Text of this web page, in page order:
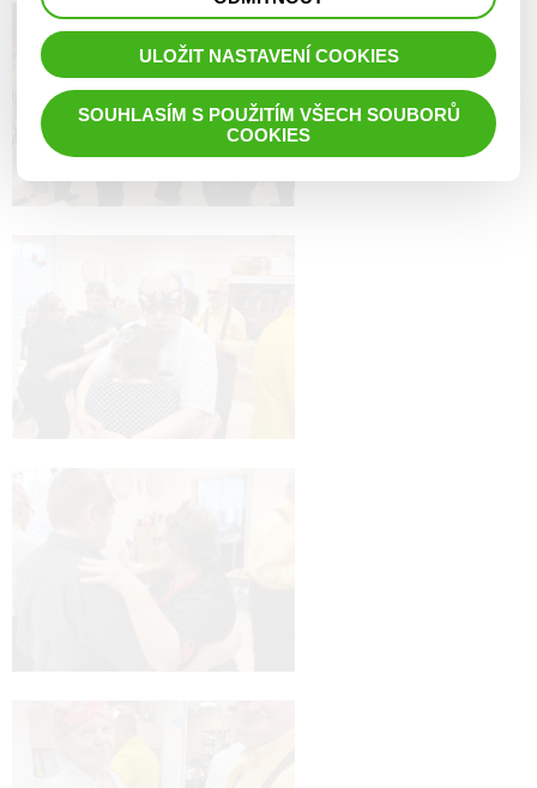
prohlížené zboží apod.
ULOŽIT NASTAVENÍ COOKIES
SOUHLASÍM S POUŽITÍM VŠECH SOUBORŮ
COOKIES